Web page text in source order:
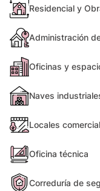
Residencial y
Administración
Oficinas y
Naves
Locales
Oficina técnica
Correduría de